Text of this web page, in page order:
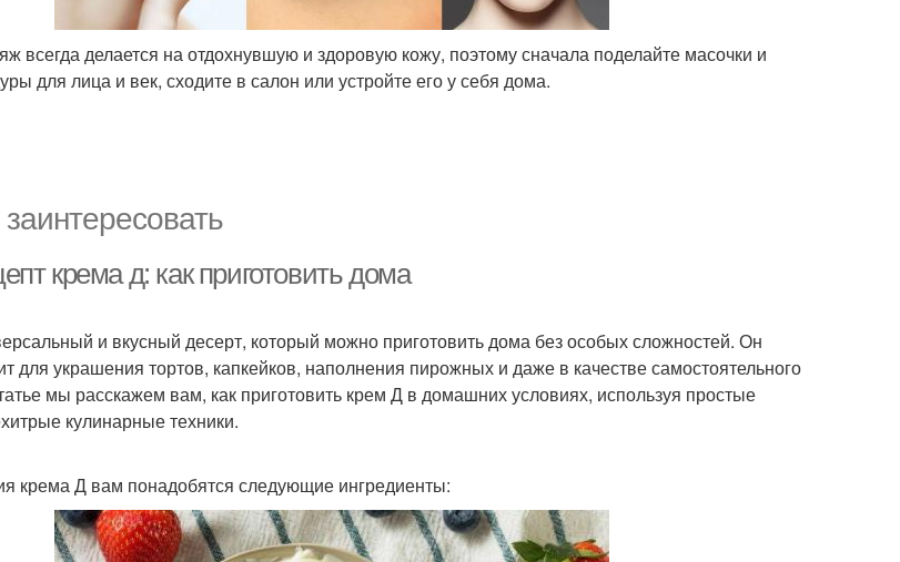
всегда делается на отдохнувшую и здоровую кожу, поэтому сначала поделайте масочки и
для лица и век, сходите в салон или устройте его у себя дома.
крема д: как приготовить дома
и вкусный десерт, который можно приготовить дома без особых сложностей. Он
для украшения тортов, капкейков, наполнения пирожных и даже в качестве самостоятельного
мы расскажем вам, как приготовить крем Д в домашних условиях, используя простые
кулинарные техники.
крема Д вам понадобятся следующие ингредиенты: